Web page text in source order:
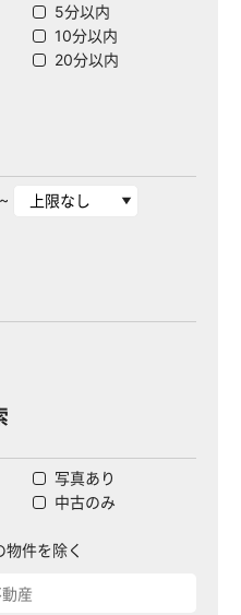
5分以内
10分以内
20分以内
~
写真あり
中古のみ
件を除く